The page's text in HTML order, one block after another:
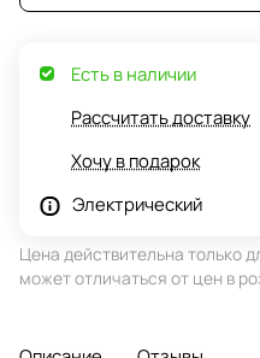
Есть в наличии
Рассчитать доставку
Хочу в подарок
Электрический
Цена действительна только
может отличаться от цен в